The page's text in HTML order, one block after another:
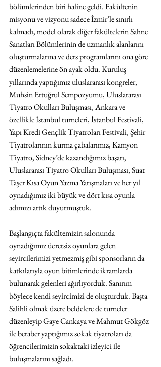
bölümlerinden biri haline geldi. Fakültenin
misyonu ve vizyonu sadece İzmir’le sınırlı
kalmadı, model olarak diğer fakültelerin Sahne
Sanatları Bölümlerinin de uzmanlık alanlarını
oluşturmalarına ve ders programlarını ona göre
düzenlemelerine ön ayak oldu. Kuruluş
yıllarında yaptığımız uluslararası kongreler,
Muhsin Ertuğrul Sempozyumu, Uluslararası
Tiyatro Okulları Buluşması, Ankara ve
özellikle İstanbul turneleri, İstanbul Festivali,
Yapı Kredi Gençlik Tiyatroları Festivali, Şehir
Tiyatrolarının kurma çabalarımız, Kamyon
Tiyatro, Sidney’de kazandığımız başarı,
Uluslararası Tiyatro Okulları Buluşması, Suat
Taşer Kısa Oyun Yazma Yarışmaları ve her yıl
oynadığımız iki büyük ve dört kısa oyunla
adımızı artık duyurmuştuk.
Başlangıçta fakültemizin salonunda
oynadığımız ücretsiz oyunlara gelen
seyircilerimizi yetmezmiş gibi sponsorların da
katkılarıyla oyun bitimlerinde ikramlarda
bulunarak gelenleri ağırlıyorduk. Sanırım
böylece kendi seyircimizi de oluşturduk. Başta
Salihli olmak üzere beldelere de turneler
düzenleyip Gaye Cankaya ve Mahmut Gökgöz
ile beraber yaptığımız sokak tiyatroları da
öğrencilerimizin sokaktaki izleyici ile
buluşmalarını sağladı.